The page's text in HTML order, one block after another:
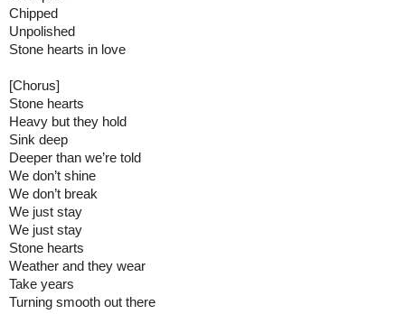
Chipped
Unpolished
Stone hearts in love
[Chorus]
Stone hearts
Heavy but they hold
Sink deep
Deeper than we’re told
We don’t shine
We don’t break
We just stay
We just stay
Stone hearts
Weather and they wear
Take years
Turning smooth out there